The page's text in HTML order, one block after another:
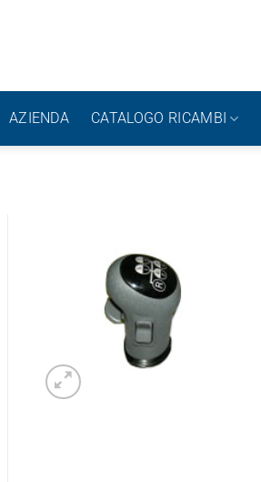
AZIENDA CATALOGO RICAMBI